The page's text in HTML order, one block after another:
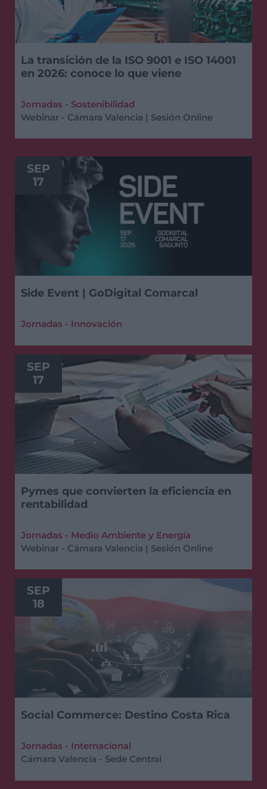
La transición de la ISO 9001 e ISO 14001
en 2026: conoce lo que viene
Jornadas - Sostenibilidad
Webinar - Cámara Valencia | Sesión Online
SEP
17
Side Event | GoDigital Comarcal
Jornadas - Innovación
SEP
17
Pymes que convierten la eficiencia en
rentabilidad
Jornadas - Medio Ambiente y Energía
Webinar - Cámara Valencia | Sesión Online
SEP
18
Social Commerce: Destino Costa Rica
Jornadas - Internacional
Cámara Valencia - Sede Central